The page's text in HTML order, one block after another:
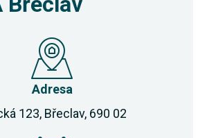
Adresa
123, Břeclav, 690 02